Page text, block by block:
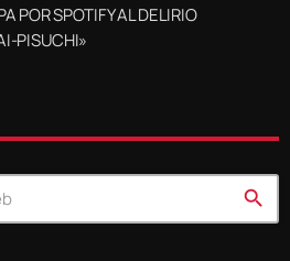
POR SPOTIFY AL DELIRIO
PISUCHI»
search